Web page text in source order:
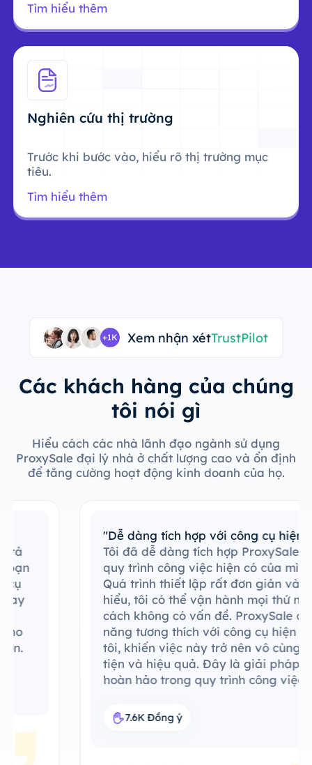
Tìm hiểu thêm
Nghiên cứu thị trường
Trước khi bước vào, hiểu rõ thị trường mục
tiêu.
Tìm hiểu thêm
+1K Xem nhận xétTrustPilot
Các khách hàng của chúng
tôi nói gì
Hiểu cách các nhà lãnh đạo ngành sử dụng
ProxySale đại lý nhà ở chất lượng cao và ổn định
để tăng cường hoạt động kinh doanh của họ.
"Dễ dàng tích hợp với công cụ hiện có"
Tôi đã dễ dàng tích hợp ProxySale vào
quy trình công việc hiện có của mình.
Quá trình thiết lập rất đơn giản và dễ
hiểu, tôi có thể vận hành mọi thứ một
cách không có vấn đề. ProxySale có khả
năng tương thích với công cụ hiện có của
tôi, khiến việc này trở nên vô cùng thuận
tiện và hiệu quả. Đây là giải pháp đại lý
hoàn hảo trong quy trình công việc của
7.6K Đồng ý